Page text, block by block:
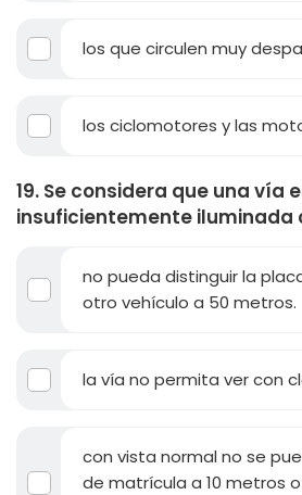
los que circulen muy
los ciclomotores y las
19. Se considera que una vía
insuficientemente iluminada
no pueda distinguir la
otro vehículo a 50 metros.
la vía no permita ver con
con vista normal no se
de matrícula a 10 metros